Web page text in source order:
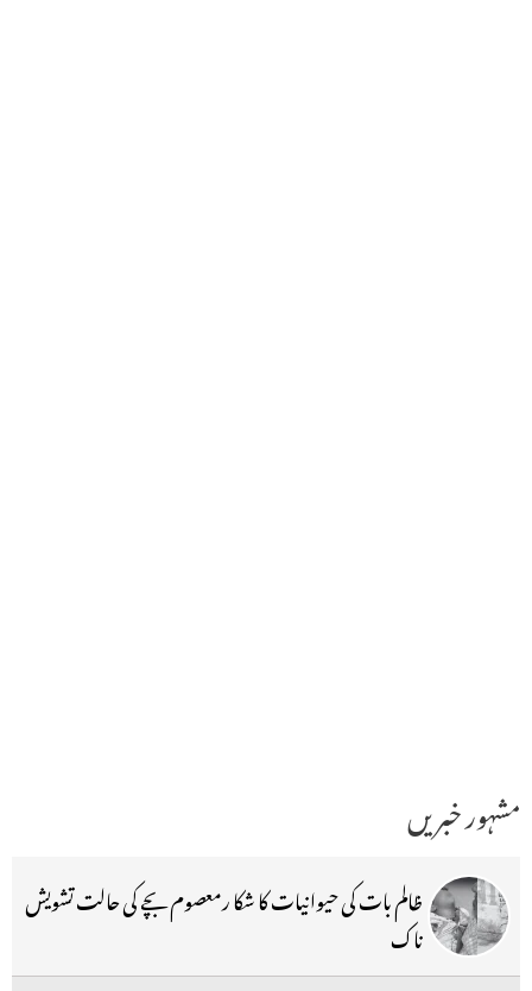
مشہور خبریں
ظالم بات کی حیوانیات کا شکا رمعصوم بچے کی حالت تشویش
ناک